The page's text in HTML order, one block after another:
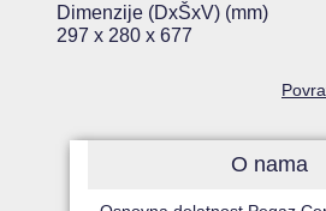
Dimenzije (DxŠxV) (mm)
297 x 280 x 677
O nama